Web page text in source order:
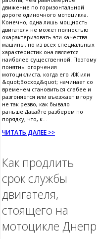
движение по горизонтальной
дороге одиночного мотоцикла.
Конечно, одна лишь мощность
двигателя не может полностью
охарактеризовать эти качества
машины, но из всех специальных
характеристик она является
наиболее существенной. Поэтому
понятны огорчения
мотоциклиста, когда его ИЖ или
&quot;Восход&quot; начинает со
временем становиться слабее и
разгоняется или въезжает в гору
не так резво, как бывало
раньше.Давайте разберем по
порядку, что, к...
ЧИТАТЬ ДАЛЕЕ >>
Как продлить
срок службы
двигателя,
стоящего на
мотоцикле Днепр